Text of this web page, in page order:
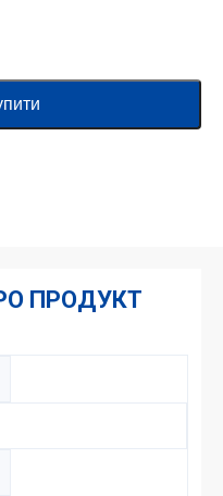
ПРОДУКТ